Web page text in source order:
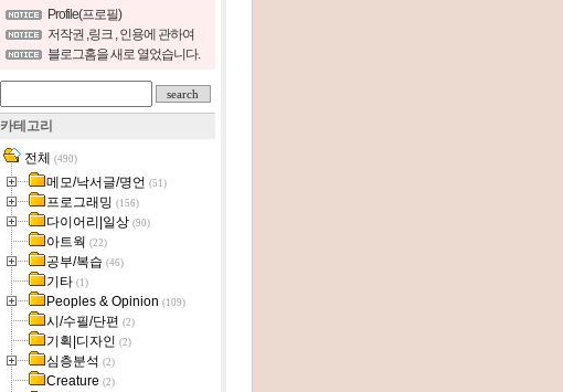
Profile(프로필)
저작권 ,링크 , 인용에 관하여
블로그홈을 새로 열었습니다.
카테고리
전체 (490)
메모/낙서글/명언 (51)
프로그래밍 (156)
다이어리|일상 (90)
아트웍 (22)
공부/복습 (46)
기타 (1)
Peoples & Opinion (109)
시/수필/단편 (2)
기획|디자인 (2)
심층분석 (2)
Creature (2)